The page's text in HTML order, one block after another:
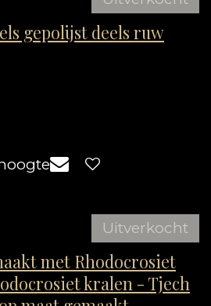
gepolijst deels ruw
Uitverkocht
met Rhodocrosiet
kralen - Tjech